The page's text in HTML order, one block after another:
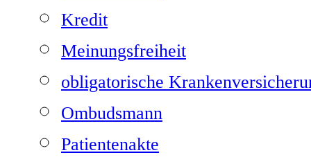
Kredit
Meinungsfreiheit
obligatorische
Ombudsmann
Patientenakte